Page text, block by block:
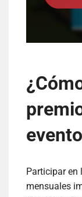
Participar en
mensuales